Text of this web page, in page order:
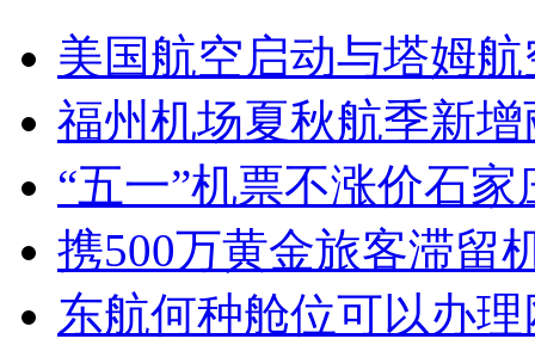
美国航空启动与塔姆
福州机场夏秋航季新
“五一”机票不涨价石家
携500万黄金旅客滞留
东航何种舱位可以办